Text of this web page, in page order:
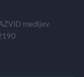
medijev